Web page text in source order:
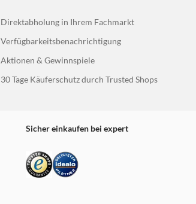
Direktabholung in Ihrem Fachmarkt
Verfügbarkeitsbenachrichtigung
Aktionen & Gewinnspiele
30 Tage Käuferschutz durch Trusted Shops
Sicher einkaufen bei expert